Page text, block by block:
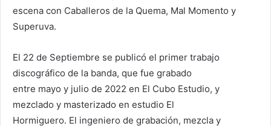
escena con Caballeros de la Quema, Mal Momento y
Superuva.
El 22 de Septiembre se publicó el primer trabajo
discográfico de la banda, que fue grabado
entre mayo y julio de 2022 en El Cubo Estudio, y
mezclado y masterizado en estudio El
Hormiguero. El ingeniero de grabación, mezcla y